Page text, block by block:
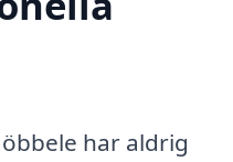
har aldrig